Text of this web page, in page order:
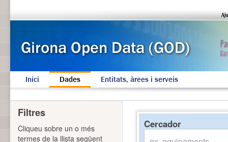
Inici Dades Entitats, àrees i serveis
Cercador
Filtres
Cliqueu sobre un o més
termes de la llista següent